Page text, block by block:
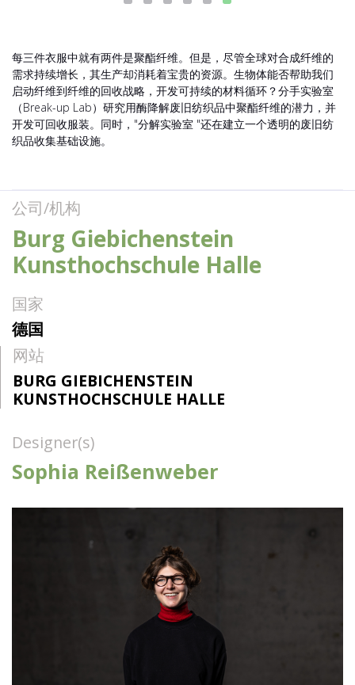
每三件衣服中就有两件是聚酯纤维。但是，尽管全球对合成纤维的
需求持续增长，其生产却消耗着宝贵的资源。生物体能否帮助我们
启动纤维到纤维的回收战略，开发可持续的材料循环？分手实验室
（Break-up Lab）研究用酶降解废旧纺织品中聚酯纤维的潜力，并
开发可回收服装。同时，"分解实验室 "还在建立一个透明的废旧纺
织品收集基础设施。
公司/机构
Burg Giebichenstein
Kunsthochschule Halle
国家
德国
网站
BURG GIEBICHENSTEIN
KUNSTHOCHSCHULE HALLE
Designer(s)
Sophia Reißenweber